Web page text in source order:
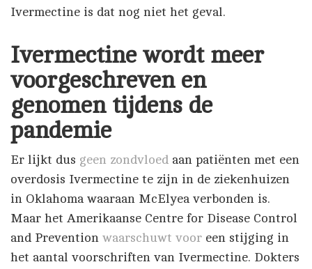
Ivermectine is dat nog niet het geval.
Ivermectine wordt meer
voorgeschreven en
genomen tijdens de
pandemie
Er lijkt dus geen zondvloed aan patiënten met een
overdosis Ivermectine te zijn in de ziekenhuizen
in Oklahoma waaraan McElyea verbonden is.
Maar het Amerikaanse Centre for Disease Control
and Prevention waarschuwt voor een stijging in
het aantal voorschriften van Ivermectine. Dokters